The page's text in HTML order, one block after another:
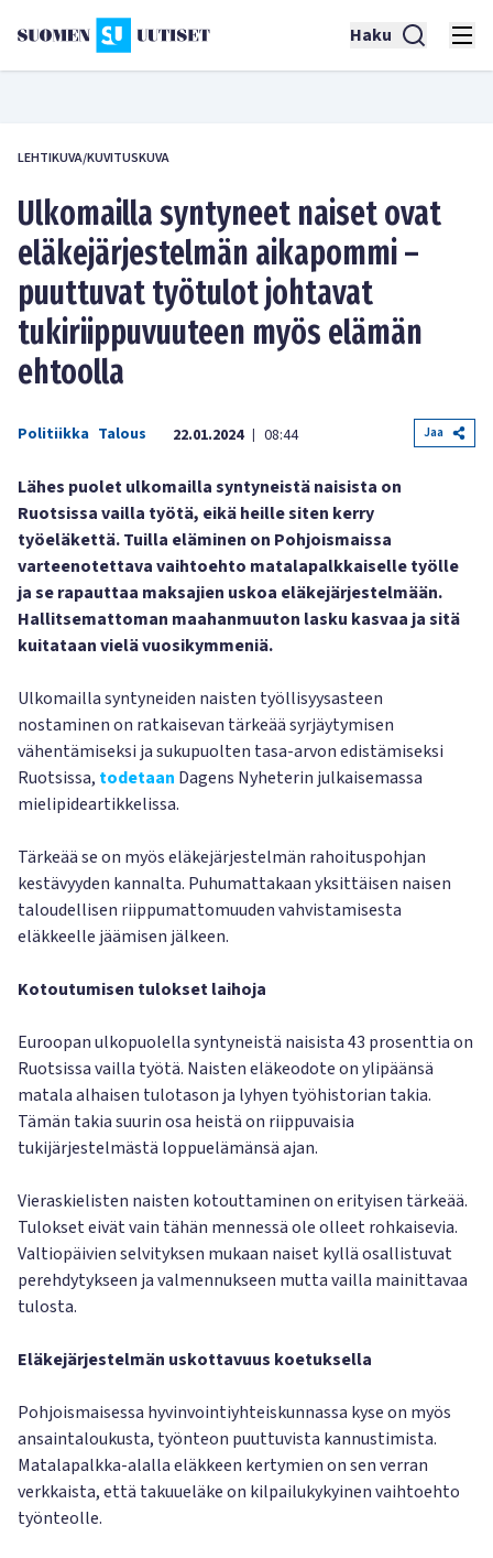
Haku
LEHTIKUVA/KUVITUSKUVA
Ulkomailla syntyneet naiset ovat
eläkejärjestelmän aikapommi –
puuttuvat työtulot johtavat
tukiriippuvuuteen myös elämän
ehtoolla
Politiikka Talous 22.01.2024 | 08:44 Jaa
Lähes puolet ulkomailla syntyneistä naisista on
Ruotsissa vailla työtä, eikä heille siten kerry
työeläkettä. Tuilla eläminen on Pohjoismaissa
varteenotettava vaihtoehto matalapalkkaiselle työlle
ja se rapauttaa maksajien uskoa eläkejärjestelmään.
Hallitsemattoman maahanmuuton lasku kasvaa ja sitä
kuitataan vielä vuosikymmeniä.
Ulkomailla syntyneiden naisten työllisyysasteen
nostaminen on ratkaisevan tärkeää syrjäytymisen
vähentämiseksi ja sukupuolten tasa-arvon edistämiseksi
Ruotsissa, todetaan Dagens Nyheterin julkaisemassa
mielipideartikkelissa.
Tärkeää se on myös eläkejärjestelmän rahoituspohjan
kestävyyden kannalta. Puhumattakaan yksittäisen naisen
taloudellisen riippumattomuuden vahvistamisesta
eläkkeelle jäämisen jälkeen.
Kotoutumisen tulokset laihoja
Euroopan ulkopuolella syntyneistä naisista 43 prosenttia on
Ruotsissa vailla työtä. Naisten eläkeodote on ylipäänsä
matala alhaisen tulotason ja lyhyen työhistorian takia.
Tämän takia suurin osa heistä on riippuvaisia
tukijärjestelmästä loppuelämänsä ajan.
Vieraskielisten naisten kotouttaminen on erityisen tärkeää.
Tulokset eivät vain tähän mennessä ole olleet rohkaisevia.
Valtiopäivien selvityksen mukaan naiset kyllä osallistuvat
perehdytykseen ja valmennukseen mutta vailla mainittavaa
tulosta.
Eläkejärjestelmän uskottavuus koetuksella
Pohjoismaisessa hyvinvointiyhteiskunnassa kyse on myös
ansaintaloukusta, työnteon puuttuvista kannustimista.
Matalapalkka-alalla eläkkeen kertymien on sen verran
verkkaista, että takuueläke on kilpailukykyinen vaihtoehto
työnteolle.